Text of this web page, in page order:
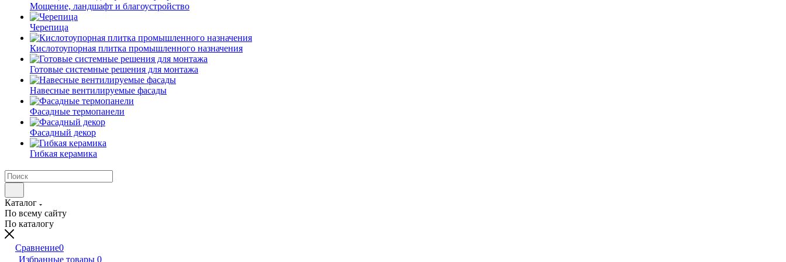
Мощение, ландшафт и благоустройство
Черепица
Кислотоупорная плитка промышленного назначения
Готовые системные решения для монтажа
Навесные вентилируемые фасады
Фасадные термопанели
Фасадный декор
Гибкая керамика
Каталог
По всему сайту
По каталогу
Сравнение0
Избранные товары 0